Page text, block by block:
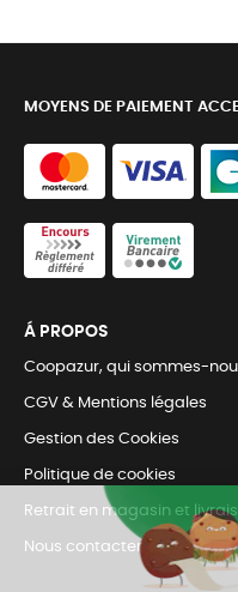
MOYENS DE PAIEMENT
Á PROPOS
Coopazur, qui sommes-
CGV & Mentions légales
Gestion des Cookies
Politique de cookies
Retrait en magasin et
Nous contacter